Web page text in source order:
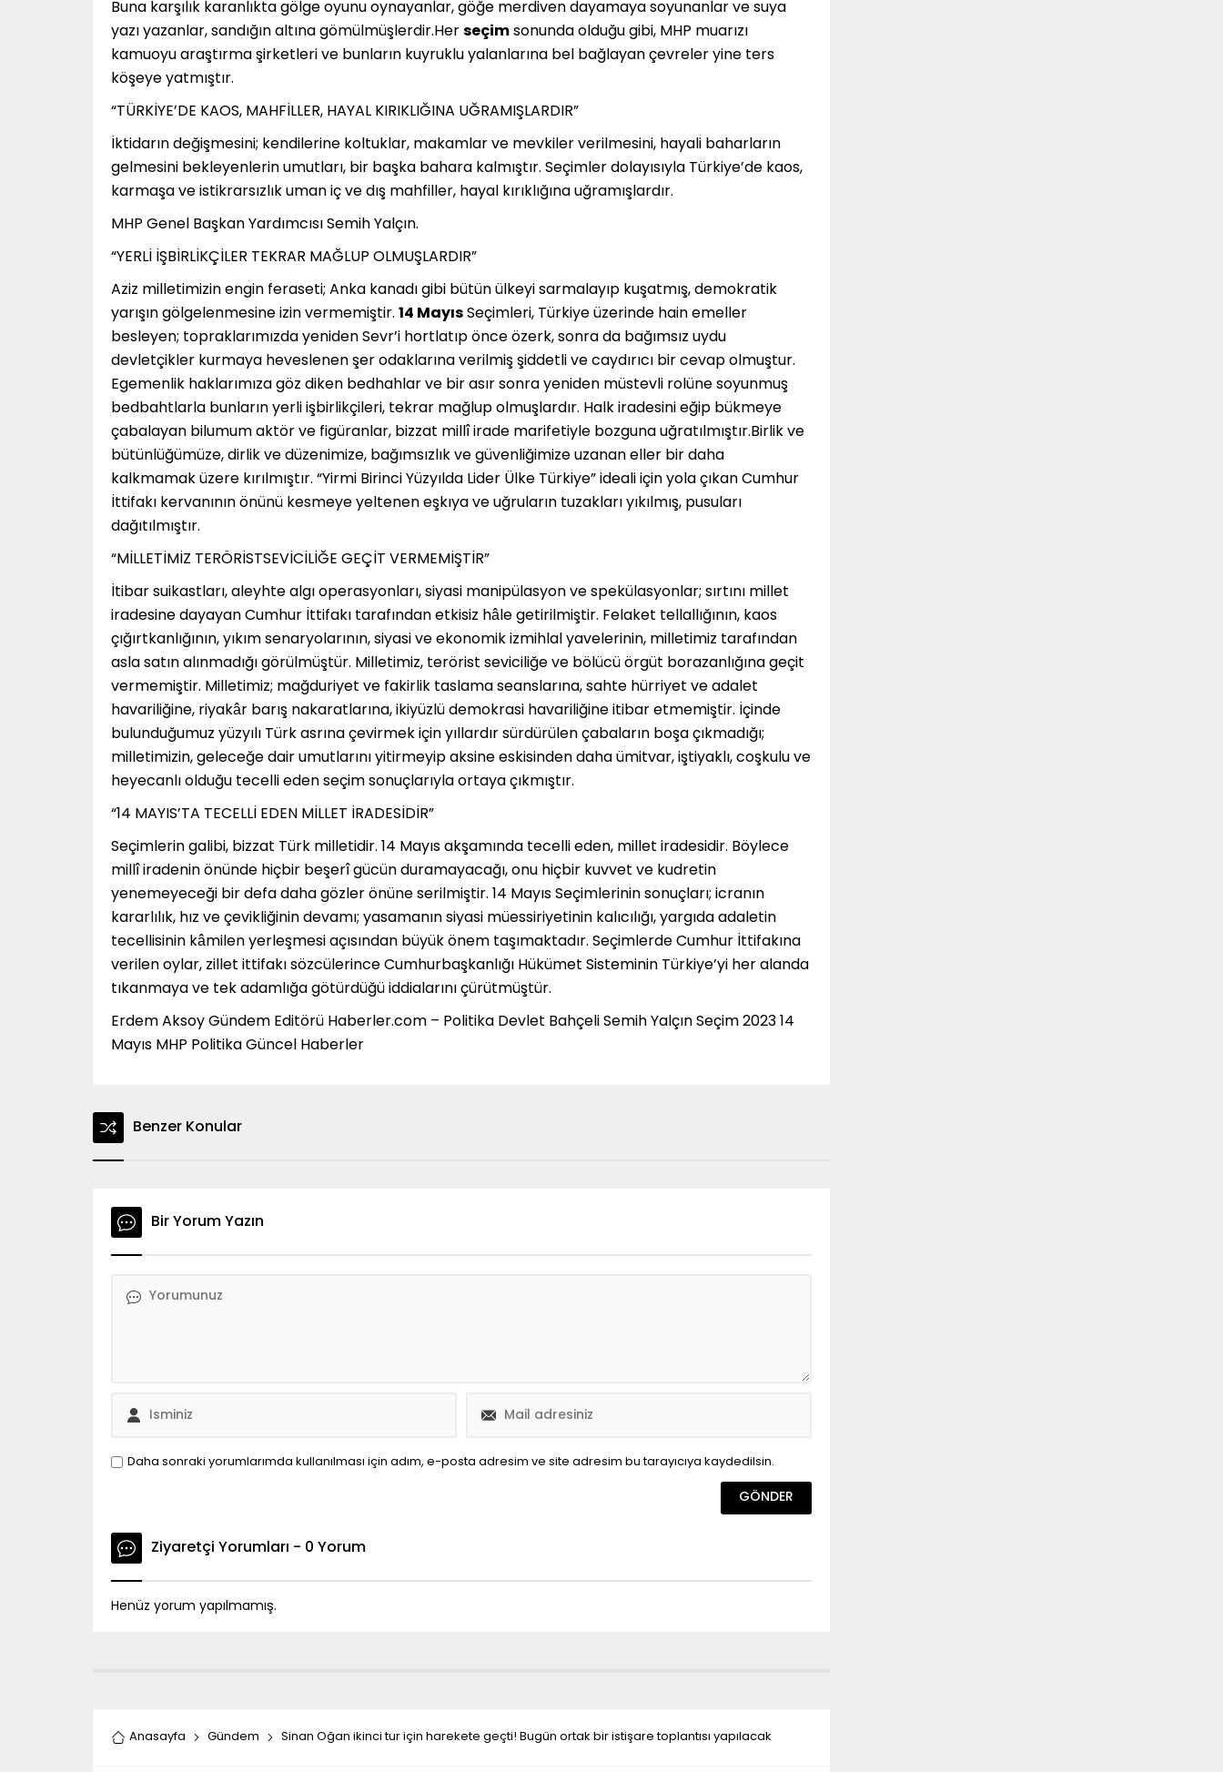
Buna karşılık karanlıkta gölge oyunu oynayanlar, göğe merdiven dayamaya soyunanlar ve suya
yazı yazanlar, sandığın altına gömülmüşlerdir.Her seçim sonunda olduğu gibi, MHP muarızı
kamuoyu araştırma şirketleri ve bunların kuyruklu yalanlarına bel bağlayan çevreler yine ters
köşeye yatmıştır.
“TÜRKİYE’DE KAOS, MAHFİLLER, HAYAL KIRIKLIĞINA UĞRAMIŞLARDIR”
İktidarın değişmesini; kendilerine koltuklar, makamlar ve mevkiler verilmesini, hayali baharların
gelmesini bekleyenlerin umutları, bir başka bahara kalmıştır. Seçimler dolayısıyla Türkiye’de kaos,
karmaşa ve istikrarsızlık uman iç ve dış mahfiller, hayal kırıklığına uğramışlardır.
MHP Genel Başkan Yardımcısı Semih Yalçın.
“YERLİ İŞBİRLİKÇİLER TEKRAR MAĞLUP OLMUŞLARDIR”
Aziz milletimizin engin feraseti; Anka kanadı gibi bütün ülkeyi sarmalayıp kuşatmış, demokratik
yarışın gölgelenmesine izin vermemiştir. 14 Mayıs Seçimleri, Türkiye üzerinde hain emeller
besleyen; topraklarımızda yeniden Sevr’i hortlatıp önce özerk, sonra da bağımsız uydu
devletçikler kurmaya heveslenen şer odaklarına verilmiş şiddetli ve caydırıcı bir cevap olmuştur.
Egemenlik haklarımıza göz diken bedhahlar ve bir asır sonra yeniden müstevli rolüne soyunmuş
bedbahtlarla bunların yerli işbirlikçileri, tekrar mağlup olmuşlardır. Halk iradesini eğip bükmeye
çabalayan bilumum aktör ve figüranlar, bizzat millî irade marifetiyle bozguna uğratılmıştır.Birlik ve
bütünlüğümüze, dirlik ve düzenimize, bağımsızlık ve güvenliğimize uzanan eller bir daha
kalkmamak üzere kırılmıştır. “Yirmi Birinci Yüzyılda Lider Ülke Türkiye” ideali için yola çıkan Cumhur
İttifakı kervanının önünü kesmeye yeltenen eşkıya ve uğruların tuzakları yıkılmış, pusuları
dağıtılmıştır.
“MİLLETİMİZ TERÖRİSTSEVİCİLİĞE GEÇİT VERMEMİŞTİR”
İtibar suikastları, aleyhte algı operasyonları, siyasi manipülasyon ve spekülasyonlar; sırtını millet
iradesine dayayan Cumhur İttifakı tarafından etkisiz hâle getirilmiştir. Felaket tellallığının, kaos
çığırtkanlığının, yıkım senaryolarının, siyasi ve ekonomik izmihlal yavelerinin, milletimiz tarafından
asla satın alınmadığı görülmüştür. Milletimiz, terörist seviciliğe ve bölücü örgüt borazanlığına geçit
vermemiştir. Milletimiz; mağduriyet ve fakirlik taslama seanslarına, sahte hürriyet ve adalet
havariliğine, riyakâr barış nakaratlarına, ikiyüzlü demokrasi havariliğine itibar etmemiştir. İçinde
bulunduğumuz yüzyılı Türk asrına çevirmek için yıllardır sürdürülen çabaların boşa çıkmadığı;
milletimizin, geleceğe dair umutlarını yitirmeyip aksine eskisinden daha ümitvar, iştiyaklı, coşkulu ve
heyecanlı olduğu tecelli eden seçim sonuçlarıyla ortaya çıkmıştır.
“14 MAYIS’TA TECELLİ EDEN MİLLET İRADESİDİR”
Seçimlerin galibi, bizzat Türk milletidir. 14 Mayıs akşamında tecelli eden, millet iradesidir. Böylece
millî iradenin önünde hiçbir beşerî gücün duramayacağı, onu hiçbir kuvvet ve kudretin
yenemeyeceği bir defa daha gözler önüne serilmiştir. 14 Mayıs Seçimlerinin sonuçları; icranın
kararlılık, hız ve çevikliğinin devamı; yasamanın siyasi müessiriyetinin kalıcılığı, yargıda adaletin
tecellisinin kâmilen yerleşmesi açısından büyük önem taşımaktadır. Seçimlerde Cumhur İttifakına
verilen oylar, zillet ittifakı sözcülerince Cumhurbaşkanlığı Hükümet Sisteminin Türkiye’yi her alanda
tıkanmaya ve tek adamlığa götürdüğü iddialarını çürütmüştür.
Erdem Aksoy Gündem Editörü Haberler.com – Politika Devlet Bahçeli Semih Yalçın Seçim 2023 14
Mayıs MHP Politika Güncel Haberler
Benzer Konular
Bir Yorum Yazın
Daha sonraki yorumlarımda kullanılması için adım, e-posta adresim ve site adresim bu tarayıcıya kaydedilsin.
Ziyaretçi Yorumları - 0 Yorum
Henüz yorum yapılmamış.
Anasayfa Gündem Sinan Oğan ikinci tur için harekete geçti! Bugün ortak bir istişare toplantısı yapılacak